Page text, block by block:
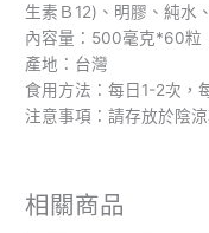
生素Ｂ12)、明膠、純水
內容量：500毫克*60粒
產地：台灣
食用方法：每日1-2次，
注意事項：請存放於陰
相關商品